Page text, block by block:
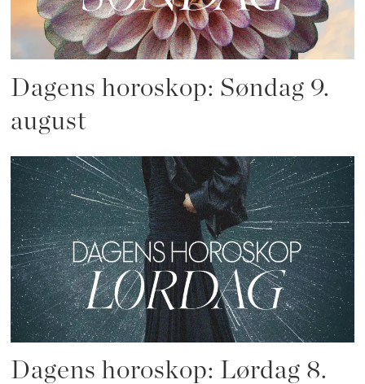
Dagens horoskop: Søndag 9.
august
Dagens horoskop: Lørdag 8.